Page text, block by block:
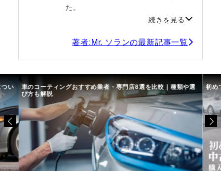
た。
続きを見る
著者:Mr. ソランの最新記事一覧
い 車のコーティングおすすめ業者・専門店8選を比較｜種類や選
び方も解説
初め